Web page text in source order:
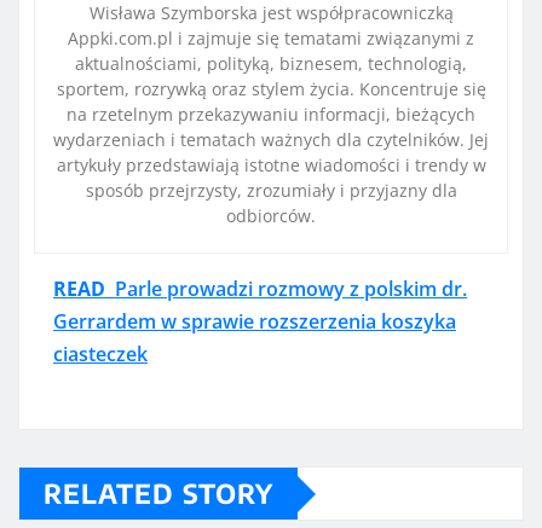
Wisława Szymborska jest współpracowniczką
Appki.com.pl i zajmuje się tematami związanymi z
aktualnościami, polityką, biznesem, technologią,
sportem, rozrywką oraz stylem życia. Koncentruje się
na rzetelnym przekazywaniu informacji, bieżących
wydarzeniach i tematach ważnych dla czytelników. Jej
artykuły przedstawiają istotne wiadomości i trendy w
sposób przejrzysty, zrozumiały i przyjazny dla
odbiorców.
READ Parle prowadzi rozmowy z polskim dr.
Gerrardem w sprawie rozszerzenia koszyka
ciasteczek
RELATED STORY